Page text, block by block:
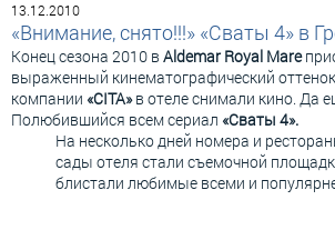
13.12.2010
«Внимание, снято!!!» «Сваты 4» в
Конец сезона 2010 в Aldemar Royal Mare
выраженный кинематографический
компании «CITA»в отеле снимали кино. Да
Полюбившийся всем сериал «Сваты 4».
На несколько дней номера и
сады отеля стали съемочной
блистали любимые всеми и